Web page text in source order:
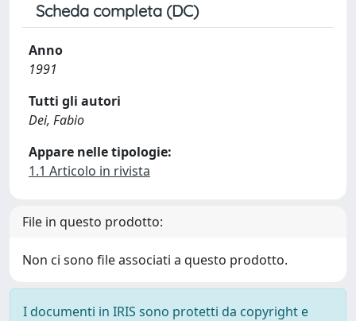
Scheda completa (DC)
Anno
1991
Tutti gli autori
Dei, Fabio
Appare nelle tipologie:
1.1 Articolo in rivista
File in questo prodotto:
Non ci sono file associati a questo prodotto.
I documenti in IRIS sono protetti da copyright e